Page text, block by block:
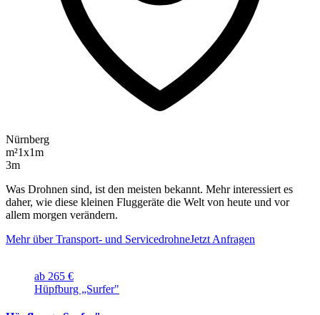
Nürnberg
m²1x1m
3m
Was Drohnen sind, ist den meisten bekannt. Mehr interessiert es
daher, wie diese kleinen Fluggeräte die Welt von heute und vor
allem morgen verändern.
Mehr über Transport- und ServicedrohneJetzt Anfragen
ab 265 €
Hüpfburg „Surfer"